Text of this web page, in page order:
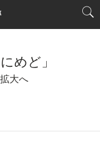
めど」
大へ